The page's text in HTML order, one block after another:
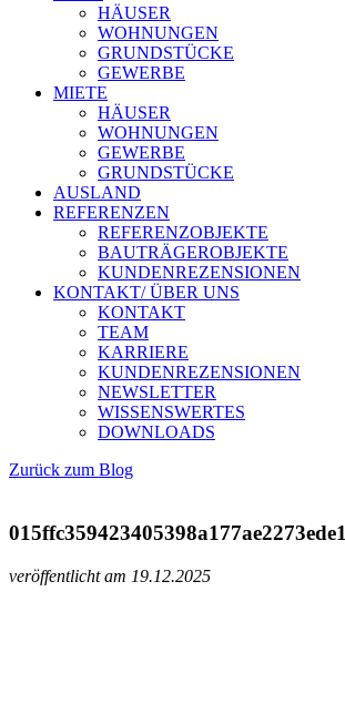
HÄUSER
WOHNUNGEN
GRUNDSTÜCKE
GEWERBE
MIETE
HÄUSER
WOHNUNGEN
GEWERBE
GRUNDSTÜCKE
AUSLAND
REFERENZEN
REFERENZOBJEKTE
BAUTRÄGEROBJEKTE
KUNDENREZENSIONEN
KONTAKT/ ÜBER UNS
KONTAKT
TEAM
KARRIERE
KUNDENREZENSIONEN
NEWSLETTER
WISSENSWERTES
DOWNLOADS
Zurück zum Blog
015ffc359423405398a177ae2273ede1
veröffentlicht am 19.12.2025